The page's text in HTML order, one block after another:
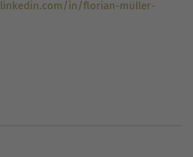
linkedin.com/in/florian-müller-